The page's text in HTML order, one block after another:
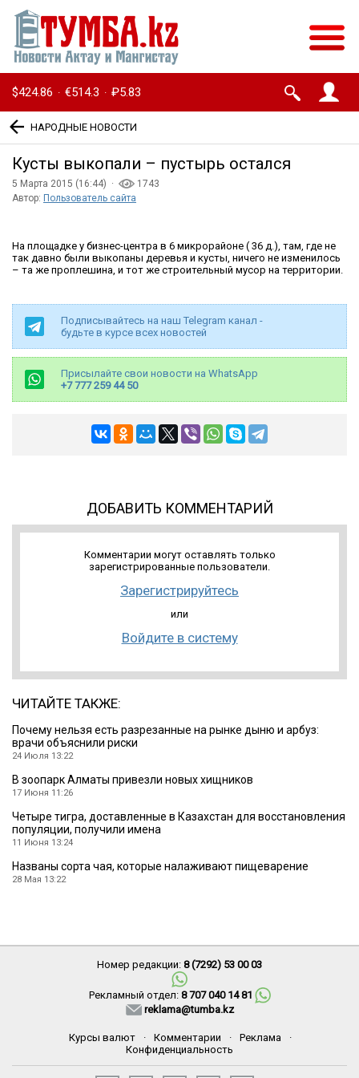
$424.86 · €514.3 · ₽5.83
НАРОДНЫЕ НОВОСТИ
Кусты выкопали – пустырь остался
5 Марта 2015 (16:44) ·
1743
Автор: Пользователь сайта
На площадке у бизнес-центра в 6 микрорайоне ( 36 д.), там, где не
так давно были выкопаны деревья и кусты, ничего не изменилось
– та же проплешина, и тот же строительный мусор на территории.
Подписывайтесь на наш Telegram канал -
будьте в курсе всех новостей
Присылайте свои новости на WhatsApp
+7 777 259 44 50
ДОБАВИТЬ КОММЕНТАРИЙ
Комментарии могут оставлять только
зарегистрированные пользователи.
Зарегистрируйтесь
или
Войдите в систему
ЧИТАЙТЕ ТАКЖЕ:
Почему нельзя есть разрезанные на рынке дыню и арбуз:
врачи объяснили риски
24 Июля 13:22
В зоопарк Алматы привезли новых хищников
17 Июня 11:26
Четыре тигра, доставленные в Казахстан для восстановления
популяции, получили имена
11 Июня 13:24
Названы сорта чая, которые налаживают пищеварение
28 Мая 13:22
Номер редакции: 8 (7292) 53 00 03
Рекламный отдел: 8 707 040 14 81
reklama@tumba.kz
Курсы валют · Комментарии · Реклама
·
Конфиденциальность